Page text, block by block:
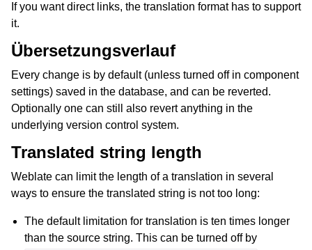
If you want direct links, the translation format has to support
it.
Übersetzungsverlauf
Every change is by default (unless turned off in component
settings) saved in the database, and can be reverted.
Optionally one can still also revert anything in the
underlying version control system.
Translated string length
Weblate can limit the length of a translation in several
ways to ensure the translated string is not too long:
The default limitation for translation is ten times longer
than the source string. This can be turned off by